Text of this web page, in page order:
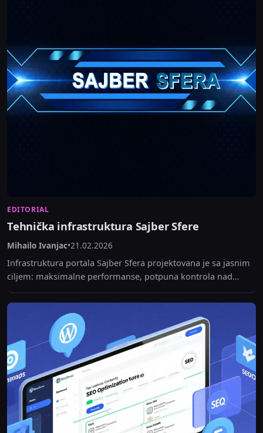
EDITORIAL
Tehnička infrastruktura Sajber Sfere
Mihailo Ivanjac•21.02.2026
Infrastruktura portala Sajber Sfera projektovana je sa jasnim
ciljem: maksimalne performanse, potpuna kontrola nad
serverskim slojem i visok bezbednosni standard bez
oslanjanja na generička...